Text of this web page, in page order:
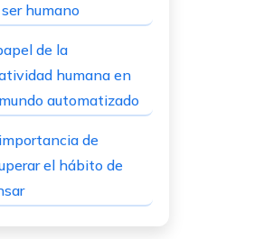
humano
de la
humana en
automatizado
de
el hábito de